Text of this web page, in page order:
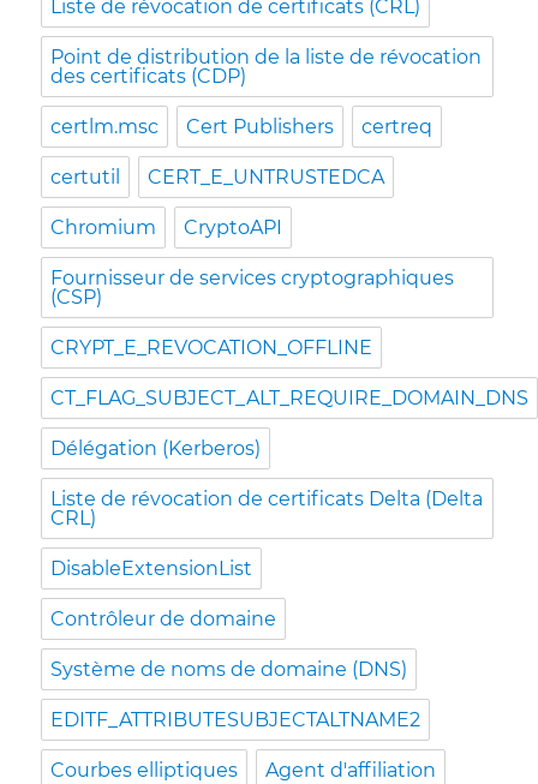
Liste de révocation de certificats (CRL)
Point de distribution de la liste de révocation
des certificats (CDP)
certlm.msc Cert Publishers certreq
certutil CERT_E_UNTRUSTEDCA
Chromium CryptoAPI
Fournisseur de services cryptographiques
(CSP)
CRYPT_E_REVOCATION_OFFLINE
CT_FLAG_SUBJECT_ALT_REQUIRE_DOMAIN_DNS
Délégation (Kerberos)
Liste de révocation de certificats Delta (Delta
CRL)
DisableExtensionList
Contrôleur de domaine
Système de noms de domaine (DNS)
EDITF_ATTRIBUTESUBJECTALTNAME2
Courbes elliptiques Agent d'affiliation